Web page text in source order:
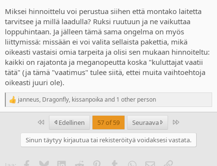
Miksei hinnoittelu voi perustua siihen että montako laitetta
tarvitsee ja millä laadulla? Ruksi ruutuun ja ne vaikuttaa
loppuhintaan. Ja jälleen tämä sama ongelma on myös
liittymissä: missään ei voi valita sellaista pakettia, mikä
oikeasti vastaisi omia tarpeita ja olisi sen mukaan hinnoiteltu:
kaikki on rajatonta ja meganopeutta koska "kuluttajat vaatii
tätä" (ja tämä "vaatimus" tulee siitä, ettei muita vaihtoehtoja
oikeasti juuri ole).
R
e
janneus, Dragonfly, kissanpoika and 1 other person
Ensimmäinen
Edellinen 57 of 59 Seuraava Last
Sinun täytyy kirjautua tai rekisteröityä voidaksesi vastata.
Facebook
BlueskyLinkedIn
Reddit PinterestTumblr WhatsApp
Sähköposti
Linkki